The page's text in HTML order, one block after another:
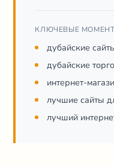
КЛЮЧЕВЫЕ
дубайские
дубайские
интернет-
лучшие сайты
лучший